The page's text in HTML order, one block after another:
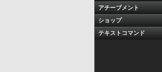
アチーブメント
ショップ
テキストコマンド